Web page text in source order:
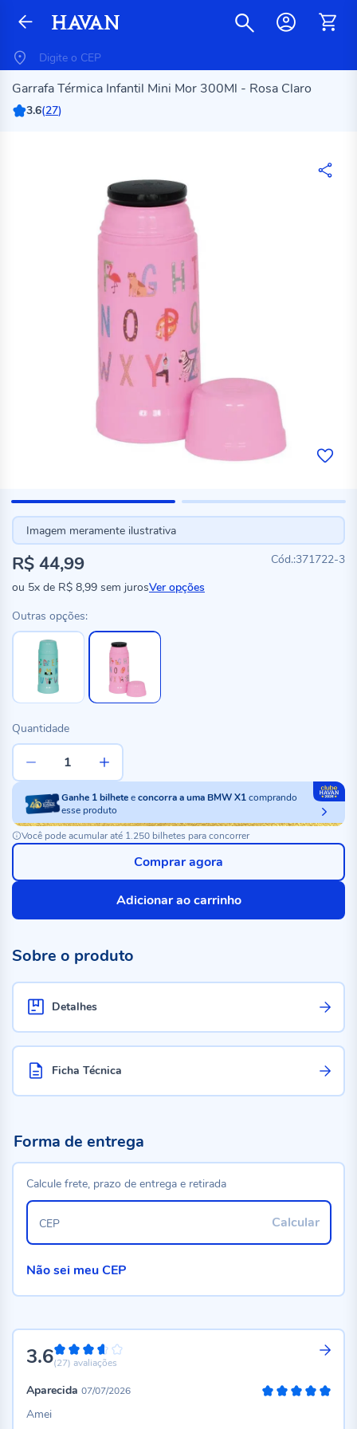
Garrafa Térmica Infantil Mini Mor 300Ml - Rosa Claro
3.6(27)
Imagem meramente ilustrativa
371722-3
R$ 44,99
ou 5x de R$ 8,99 sem jurosVer opções
Outras opções:
Quantidade
Ganhe 1bilheteeconcorra a uma BMW X1comprando
esse produto
Você pode acumular até 1.250 bilhetes para concorrer
Adicionar ao carrinho
Comprar agora
Sobre o produto
Detalhes
Ficha Técnica
3.672%
(27) avaliações
Aparecida 07/07/2026
Amei
Forma de entrega
Calcule frete, prazo de entrega e retirada
Calcular
CEP
Não sei meu CEP